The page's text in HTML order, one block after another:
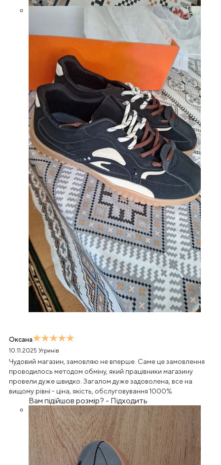
Оксана
10.11.2025 Угринів
Чудовий магазин, замовляю не вперше. Саме це замовлення
проводилось методом обміну, який працівники магазину
провели дуже швидко. Загалом дуже задоволена, все на
вищому рівні - ціна, якість, обслуговування 1000%
Вам підійшов розмір? - Підходить